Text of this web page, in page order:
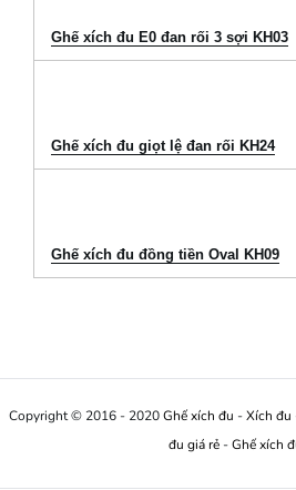
Ghế xích đu E0 đan rối 3 sợi KH03
Ghế xích đu giọt lệ đan rối KH24
Ghế xích đu đồng tiền Oval KH09
Copyright © 2016 - 2020Ghế xích đu -Xích đu
đu giá rẻ -Ghế xích